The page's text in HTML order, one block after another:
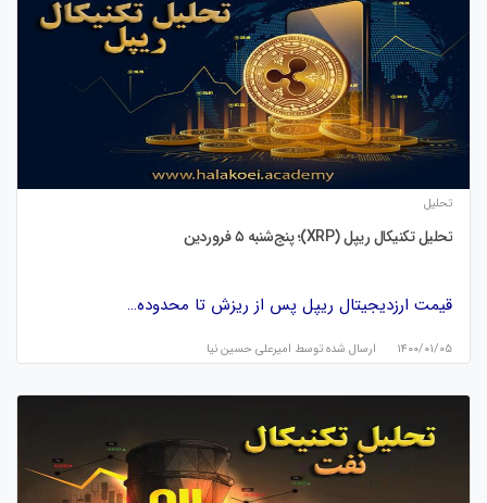
تحلیل
تحلیل تکنیکال ریپل (XRP)؛ پنج‌شنبه ۵ فروردین
قیمت ارزدیجیتال ریپل پس از ریزش تا محدوده…
۱۴۰۰/۰۱/۰۵ ارسال شده توسط امیرعلی حسین نیا